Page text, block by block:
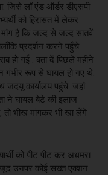
जिसे लॉ एंड ऑर्डर डीएसपी
को हिरासत में लेकर
मांग है कि जल्द से जल्द सातवें
प्रदर्शन करने पहुँचे
हो गई . बता दें पिछले महीने
गंभीर रूप से घायल हो गए थे.
जदयू कार्यालय पहुंचे. जहां
ने घायल बेटे की इलाज
तो भीख मांगकर भी खा लेंगे
को पीट पीट कर अधमरा
उनपर कोई सख्त एक्शन